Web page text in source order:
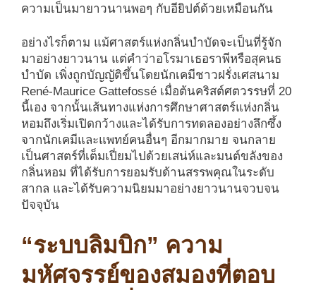
ความเป็นมายาวนานพอๆ กับอียิปต์ด้วยเหมือนกัน
อย่างไรก็ตาม แม้ศาสตร์แห่งกลิ่นบำบัดจะเป็นที่รู้จัก
มาอย่างยาวนาน แต่คำว่าอโรมาเธอราพีหรือสุคนธ
บำบัด เพิ่งถูกบัญญัติขึ้นโดยนักเคมีชาวฝรั่งเศสนาม
René-Maurice Gattefossé เมื่อต้นคริสต์ศตวรรษที่ 20
นี้เอง จากนั้นเส้นทางแห่งการศึกษาศาสตร์แห่งกลิ่น
หอมถึงเริ่มเปิดกว้างและได้รับการทดลองอย่างลึกซึ้ง
จากนักเคมีและแพทย์คนอื่นๆ อีกมากมาย จนกลาย
เป็นศาสตร์ที่เต็มเปี่ยมไปด้วยเสน่ห์และมนต์ขลังของ
กลิ่นหอม ที่ได้รับการยอมรับด้านสรรพคุณในระดับ
สากล และได้รับความนิยมมาอย่างยาวนานจวบจน
ปัจจุบัน
“ระบบลิมบิก” ความ
มหัศจรรย์ของสมองที่ตอบ